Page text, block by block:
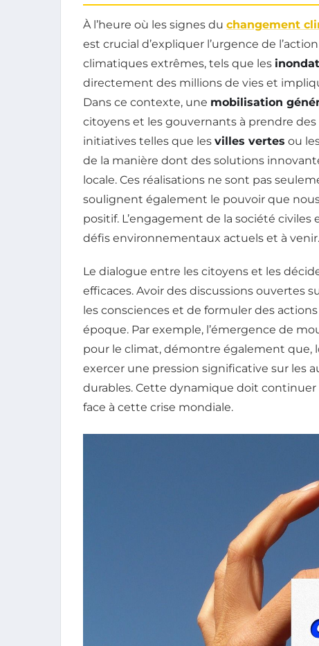
À l’heure où les signes du changement
est crucial d’expliquer l’urgence de
climatiques extrêmes, tels que les
directement des millions de vies et
Dans ce contexte, une mobilisation
citoyens et les gouvernants à prendre
initiatives telles que les villes vertes ou
de la manière dont des solutions
locale. Ces réalisations ne sont pas
soulignent également le pouvoir que
positif. L’engagement de la société
défis environnementaux actuels et à venir.
Le dialogue entre les citoyens et les
efficaces. Avoir des discussions ouvertes
les consciences et de formuler des
époque. Par exemple, l’émergence de
pour le climat, démontre également que,
exercer une pression significative sur les
durables. Cette dynamique doit
face à cette crise mondiale.